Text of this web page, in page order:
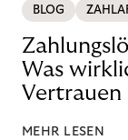
BLOG
Was
Vertrauen
MEHR LESEN